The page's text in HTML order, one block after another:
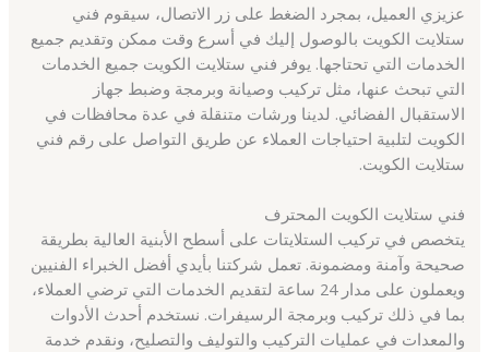
عزيزي العميل، بمجرد الضغط على زر الاتصال، سيقوم فني
ستلايت الكويت بالوصول إليك في أسرع وقت ممكن وتقديم جميع
الخدمات التي تحتاجها. يوفر فني ستلايت الكويت جميع الخدمات
التي تبحث عنها، مثل تركيب وصيانة وبرمجة وضبط جهاز
الاستقبال الفضائي. لدينا ورشات متنقلة في عدة محافظات في
الكويت لتلبية احتياجات العملاء عن طريق التواصل على رقم فني
ستلايت الكويت.
فني ستلايت الكويت المحترف
يتخصص في تركيب الستلايتات على أسطح الأبنية العالية بطريقة
صحيحة وآمنة ومضمونة. تعمل شركتنا بأيدي أفضل الخبراء الفنيين
ويعملون على مدار 24 ساعة لتقديم الخدمات التي ترضي العملاء،
بما في ذلك تركيب وبرمجة الرسيفرات. نستخدم أحدث الأدوات
والمعدات في عمليات التركيب والتوليف والتصليح، ونقدم خدمة